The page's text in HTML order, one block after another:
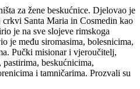
za žene beskućnice. Djelovao je
Santa Maria in Cosmedin kao
je na sve slojeve rimskoga
je među siromasima, bolesnicima,
Pučki misionar i vjeroučitelj,
beskućnicima,
i tamničarima. Prozvali su